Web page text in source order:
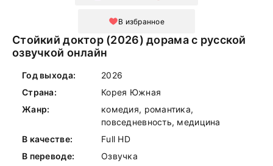
В избранное
Стойкий доктор (2026) дорама с русской
озвучкой онлайн
Год выхода:
2026
Страна:
Корея Южная
Жанр:
комедия, романтика,
повседневность, медицина
В качестве:
Full HD
В переводе:
Озвучка